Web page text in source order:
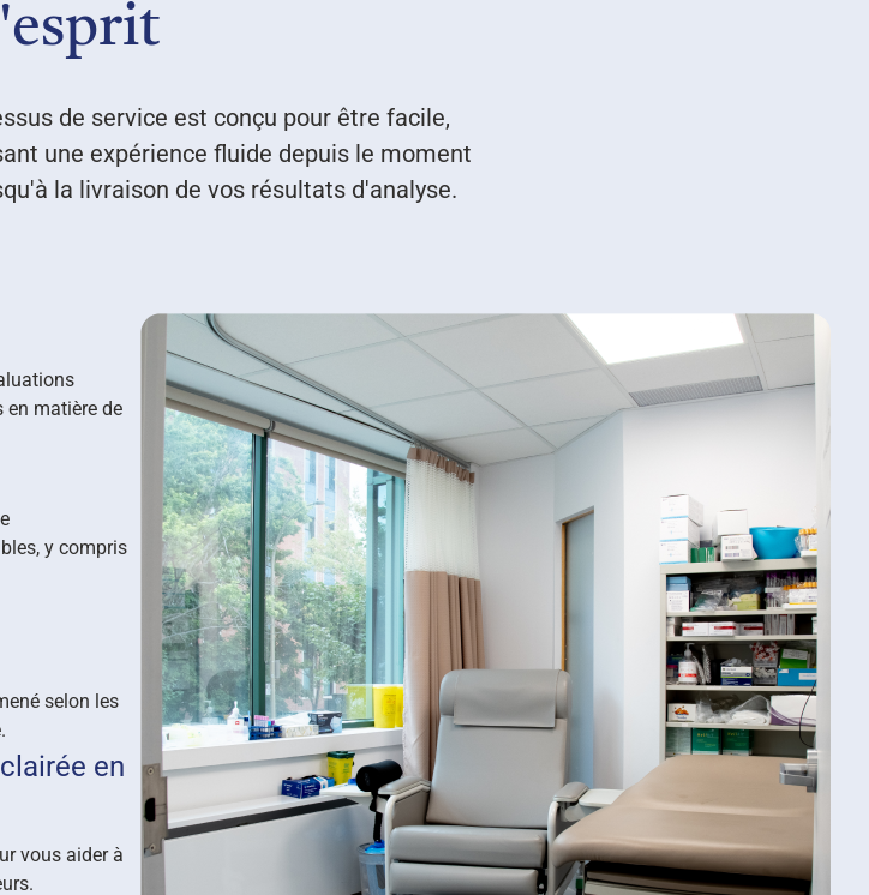
de service est conçu pour être facile,
une expérience fluide depuis le moment
la livraison de vos résultats d'analyse.
en matière de
y compris
selon les
en
vous aider à